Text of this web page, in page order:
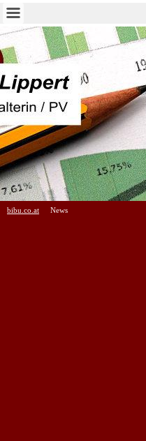
bibu.co.at News